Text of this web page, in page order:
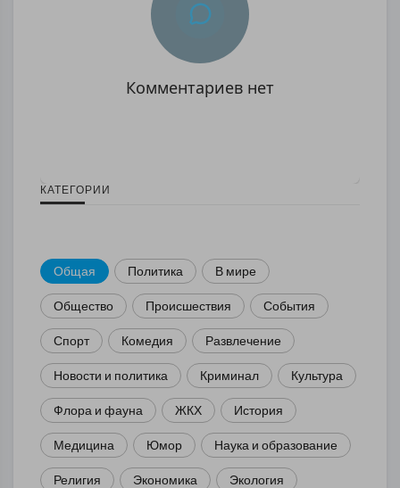
Комментариев нет
КАТЕГОРИИ
Общая Политика В мире
Общество Происшествия События
Спорт Комедия Развлечение
Новости и политика Криминал Культура
Флора и фауна ЖКХ История
Медицина Юмор Наука и образование
Религия Экономика Экология